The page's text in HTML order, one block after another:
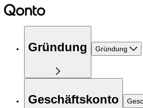
Gründung Gründung
Geschäftskonto